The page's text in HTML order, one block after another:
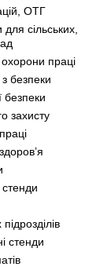
ОТГ
сільських,
праці
безпеки
безпеки
захисту
стенди
стенди